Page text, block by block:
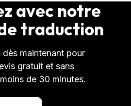
avec notre
traduction
maintenant pour
gratuit et sans
de 30 minutes.